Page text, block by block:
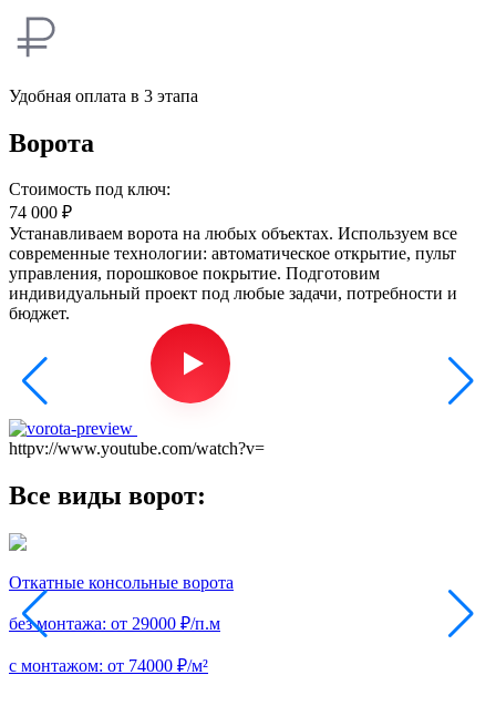
Удобная оплата в 3 этапа
Ворота
Стоимость под ключ:
74 000 ₽
Устанавливаем ворота на любых объектах. Используем все
современные технологии: автоматическое открытие, пульт
управления, порошковое покрытие. Подготовим
индивидуальный проект под любые задачи, потребности и
бюджет.
httpv://www.youtube.com/watch?v=
Все виды ворот:
Откатные консольные ворота
без монтажа: от 29000 ₽/п.м
с монтажом: от 74000 ₽/м²